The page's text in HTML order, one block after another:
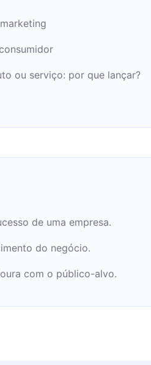
ou serviço: por que lançar?
de uma empresa.
do negócio.
com o público-alvo.